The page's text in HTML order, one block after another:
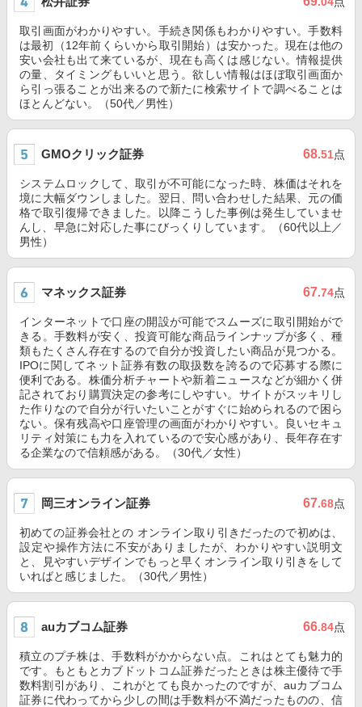
取引画面がわかりやすい。手続き関係もわかりやすい。手数料
は最初（12年前くらいから取引開始）は安かった。現在は他の
安い会社も出て来ているが、現在も高くは感じない。情報提供
の量、タイミングもいいと思う。欲しい情報はほぼ取引画面か
ら引っ張ることが出来るので新たに検索サイトで調べることは
ほとんどない。（50代／男性）
GMOクリック証券 68.51点
システムロックして、取引が不可能になった時、株価はそれを
境に大幅ダウンしました。翌日、問い合わせした結果、元の価
格で取引復帰できました。以降こうした事例は発生していませ
んし、早急に対応した事にびっくりしています。（60代以上／
男性）
マネックス証券 67.74点
インターネットで口座の開設が可能でスムーズに取引開始がで
きる。手数料が安く、投資可能な商品ラインナップが多く、種
類もたくさん存在するので自分が投資したい商品が見つかる。
IPOに関してネット証券有数の取扱数を誇るので応募する際に
便利である。株価分析チャートや新着ニュースなどが細かく併
記されており購買決定の参考にしやすい。サイトがスッキリし
た作りなので自分が行いたいことがすぐに始められるので困ら
ない。保有残高や口座管理の画面がわかりやすい。良いセキュ
リティ対策にも力を入れているので安心感があり、長年存在す
る企業なので信頼感がある。（30代／女性）
岡三オンライン証券 67.68点
初めての証券会社との オンライン取り引きだったので初めは、
設定や操作方法に不安がありましたが、わかりやすい説明文
と、見やすいデザインでもっと早くオンライン取り引きをして
いればと感じました。（30代／男性）
auカブコム証券 66.84点
積立のプチ株は、手数料がかからない点。これはとても魅力的
です。もともとカブドットコム証券だったときは株主優待で手
数料割引があり、これがとても良かったのですが、auカブコム
証券に代わってから少しの間は手数料が不満だったものの、信